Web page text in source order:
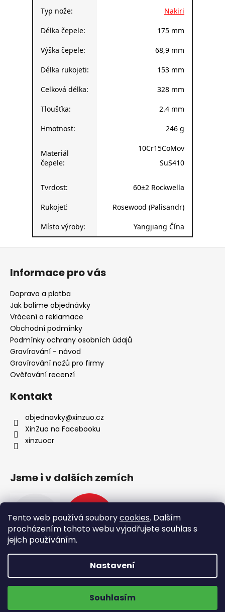
Tento web používá souborycookies. Dalším
procházením tohoto webu vyjadřujete souhlas s
jejich používáním.
Nastavení
Souhlasím
Doprava zdarma na výdejní místa
ZOBRAZIT NOVINKY
Typ nože: Nakiri
Délka čepele: 175 mm
Výška čepele: 68,9 mm
Délka rukojeti: 153 mm
Celková délka: 328 mm
Tloušťka: 2.4 mm
Hmotnost: 246 g
Materiál
čepele:
10Cr15CoMov
SuS410
Tvrdost: 60±2 Rockwella
Rukojeť: Rosewood (Palisandr)
Místo výroby: Yangjiang Čína
Informace pro vás
Doprava a platba
Jak balíme objednávky
Vrácení a reklamace
Obchodní podmínky
Podmínky ochrany osobních údajů
Gravírování - návod
Gravírování nožů pro firmy
Ověřování recenzí
Kontakt
objednavky@xinzuo.cz
XinZuo na Facebooku
xinzuocr
Jsme i v dalších zemích
Copyright 2026XinZuo. Všechna práva vyhrazena.
Upravit nastavení cookies